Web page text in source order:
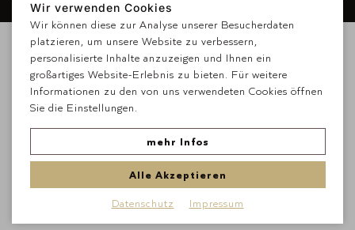
Wir verwenden Cookies
Wir können diese zur Analyse unserer Besucherdaten
platzieren, um unsere Website zu verbessern,
personalisierte Inhalte anzuzeigen und Ihnen ein
großartiges Website-Erlebnis zu bieten. Für weitere
Informationen zu den von uns verwendeten Cookies öffnen
Sie die Einstellungen.
mehr Infos
Alle Akzeptieren
Datenschutz Impressum